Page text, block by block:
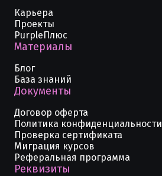
Карьера
Проекты
PurpleПлюс
Материалы
Блог
База знаний
Документы
Договор оферта
Политика конфиденциальности
Проверка сертификата
Миграция курсов
Реферальная программа
Реквизиты